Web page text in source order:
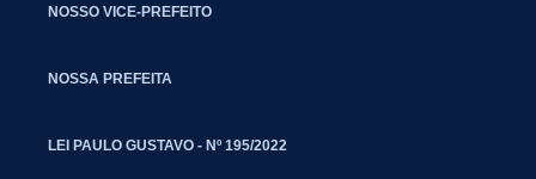
NOSSO VICE-PREFEITO
NOSSA PREFEITA
LEI PAULO GUSTAVO - Nº 195/2022